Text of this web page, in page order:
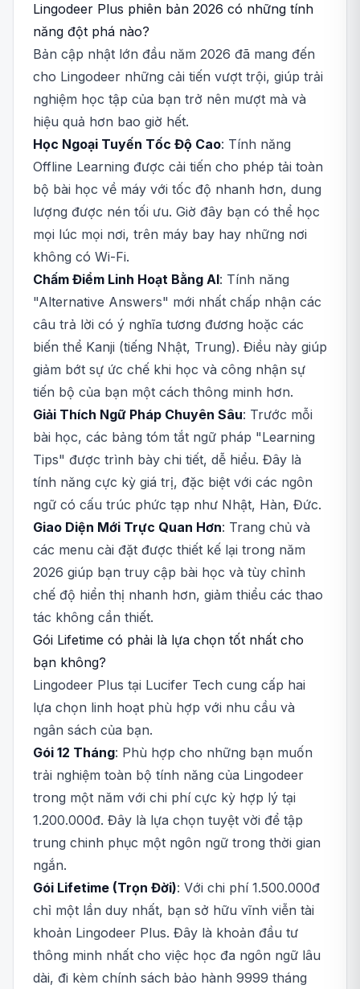
Lingodeer Plus phiên bản 2026 có những tính
năng đột phá nào?
Bản cập nhật lớn đầu năm 2026 đã mang đến
cho Lingodeer những cải tiến vượt trội, giúp trải
nghiệm học tập của bạn trở nên mượt mà và
hiệu quả hơn bao giờ hết.
Học Ngoại Tuyến Tốc Độ Cao: Tính năng
Offline Learning được cải tiến cho phép tải toàn
bộ bài học về máy với tốc độ nhanh hơn, dung
lượng được nén tối ưu. Giờ đây bạn có thể học
mọi lúc mọi nơi, trên máy bay hay những nơi
không có Wi-Fi.
Chấm Điểm Linh Hoạt Bằng AI: Tính năng
"Alternative Answers" mới nhất chấp nhận các
câu trả lời có ý nghĩa tương đương hoặc các
biến thể Kanji (tiếng Nhật, Trung). Điều này giúp
giảm bớt sự ức chế khi học và công nhận sự
tiến bộ của bạn một cách thông minh hơn.
Giải Thích Ngữ Pháp Chuyên Sâu: Trước mỗi
bài học, các bảng tóm tắt ngữ pháp "Learning
Tips" được trình bày chi tiết, dễ hiểu. Đây là
tính năng cực kỳ giá trị, đặc biệt với các ngôn
ngữ có cấu trúc phức tạp như Nhật, Hàn, Đức.
Giao Diện Mới Trực Quan Hơn: Trang chủ và
các menu cài đặt được thiết kế lại trong năm
2026 giúp bạn truy cập bài học và tùy chỉnh
chế độ hiển thị nhanh hơn, giảm thiểu các thao
tác không cần thiết.
Gói Lifetime có phải là lựa chọn tốt nhất cho
bạn không?
Lingodeer Plus tại Lucifer Tech cung cấp hai
lựa chọn linh hoạt phù hợp với nhu cầu và
ngân sách của bạn.
Gói 12 Tháng: Phù hợp cho những bạn muốn
trải nghiệm toàn bộ tính năng của Lingodeer
trong một năm với chi phí cực kỳ hợp lý tại
1.200.000đ. Đây là lựa chọn tuyệt vời để tập
trung chinh phục một ngôn ngữ trong thời gian
ngắn.
Gói Lifetime (Trọn Đời): Với chi phí 1.500.000đ
chỉ một lần duy nhất, bạn sở hữu vĩnh viễn tài
khoản Lingodeer Plus. Đây là khoản đầu tư
thông minh nhất cho việc học đa ngôn ngữ lâu
dài, đi kèm chính sách bảo hành 9999 tháng